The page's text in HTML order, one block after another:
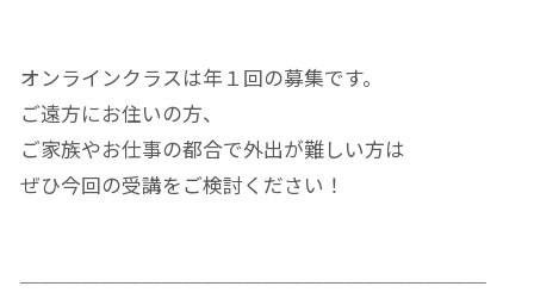
オンラインクラスは年１回の募集です。
ご遠方にお住いの方、
ご家族やお仕事の都合で外出が難しい方は
ぜひ今回の受講をご検討ください！
￣￣￣￣￣￣￣￣￣￣￣￣￣￣￣￣￣￣￣￣￣￣￣